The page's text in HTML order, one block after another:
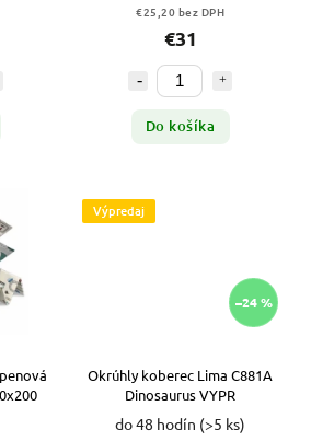
€25,20 bez DPH
€31
Do košíka
Výpredaj
–24 %
Okrúhly koberec Lima C881A
Dinosaurus VYPR
do 48 hodín (>5 ks)